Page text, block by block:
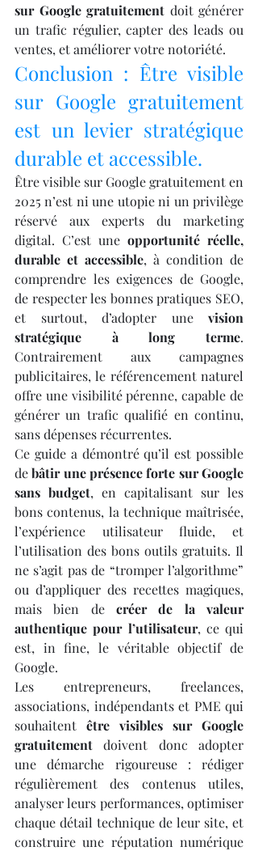
sur Google gratuitement doit générer
un trafic régulier, capter des leads ou
ventes, et améliorer votre notoriété.
Conclusion : Être visible
sur Google gratuitement
est un levier stratégique
durable et accessible.
Être visible sur Google gratuitement en
2025 n’est ni une utopie ni un privilège
réservé aux experts du marketing
digital. C’est une opportunité réelle,
durable et accessible, à condition de
comprendre les exigences de Google,
de respecter les bonnes pratiques SEO,
et surtout, d’adopter une vision
stratégique à long terme.
Contrairement aux campagnes
publicitaires, le référencement naturel
offre une visibilité pérenne, capable de
générer un trafic qualifié en continu,
sans dépenses récurrentes.
Ce guide a démontré qu’il est possible
de bâtir une présence forte sur Google
sans budget, en capitalisant sur les
bons contenus, la technique maîtrisée,
l’expérience utilisateur fluide, et
l’utilisation des bons outils gratuits. Il
ne s’agit pas de “tromper l’algorithme”
ou d’appliquer des recettes magiques,
mais bien de créer de la valeur
authentique pour l’utilisateur, ce qui
est, in fine, le véritable objectif de
Google.
Les entrepreneurs, freelances,
associations, indépendants et PME qui
souhaitent être visibles sur Google
gratuitement doivent donc adopter
une démarche rigoureuse : rédiger
régulièrement des contenus utiles,
analyser leurs performances, optimiser
chaque détail technique de leur site, et
construire une réputation numérique